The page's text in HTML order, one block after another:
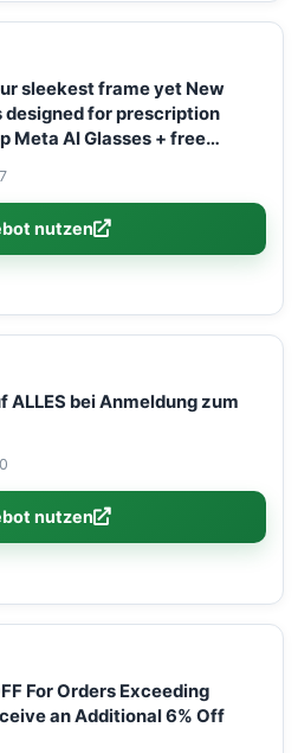
sleekest frame yet New
for prescription
Meta AI Glasses + free
nutzen
ALLES bei Anmeldung zum
nutzen
For Orders Exceeding
an Additional 6% Off